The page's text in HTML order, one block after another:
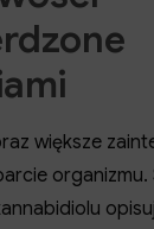
większe
organizmu.